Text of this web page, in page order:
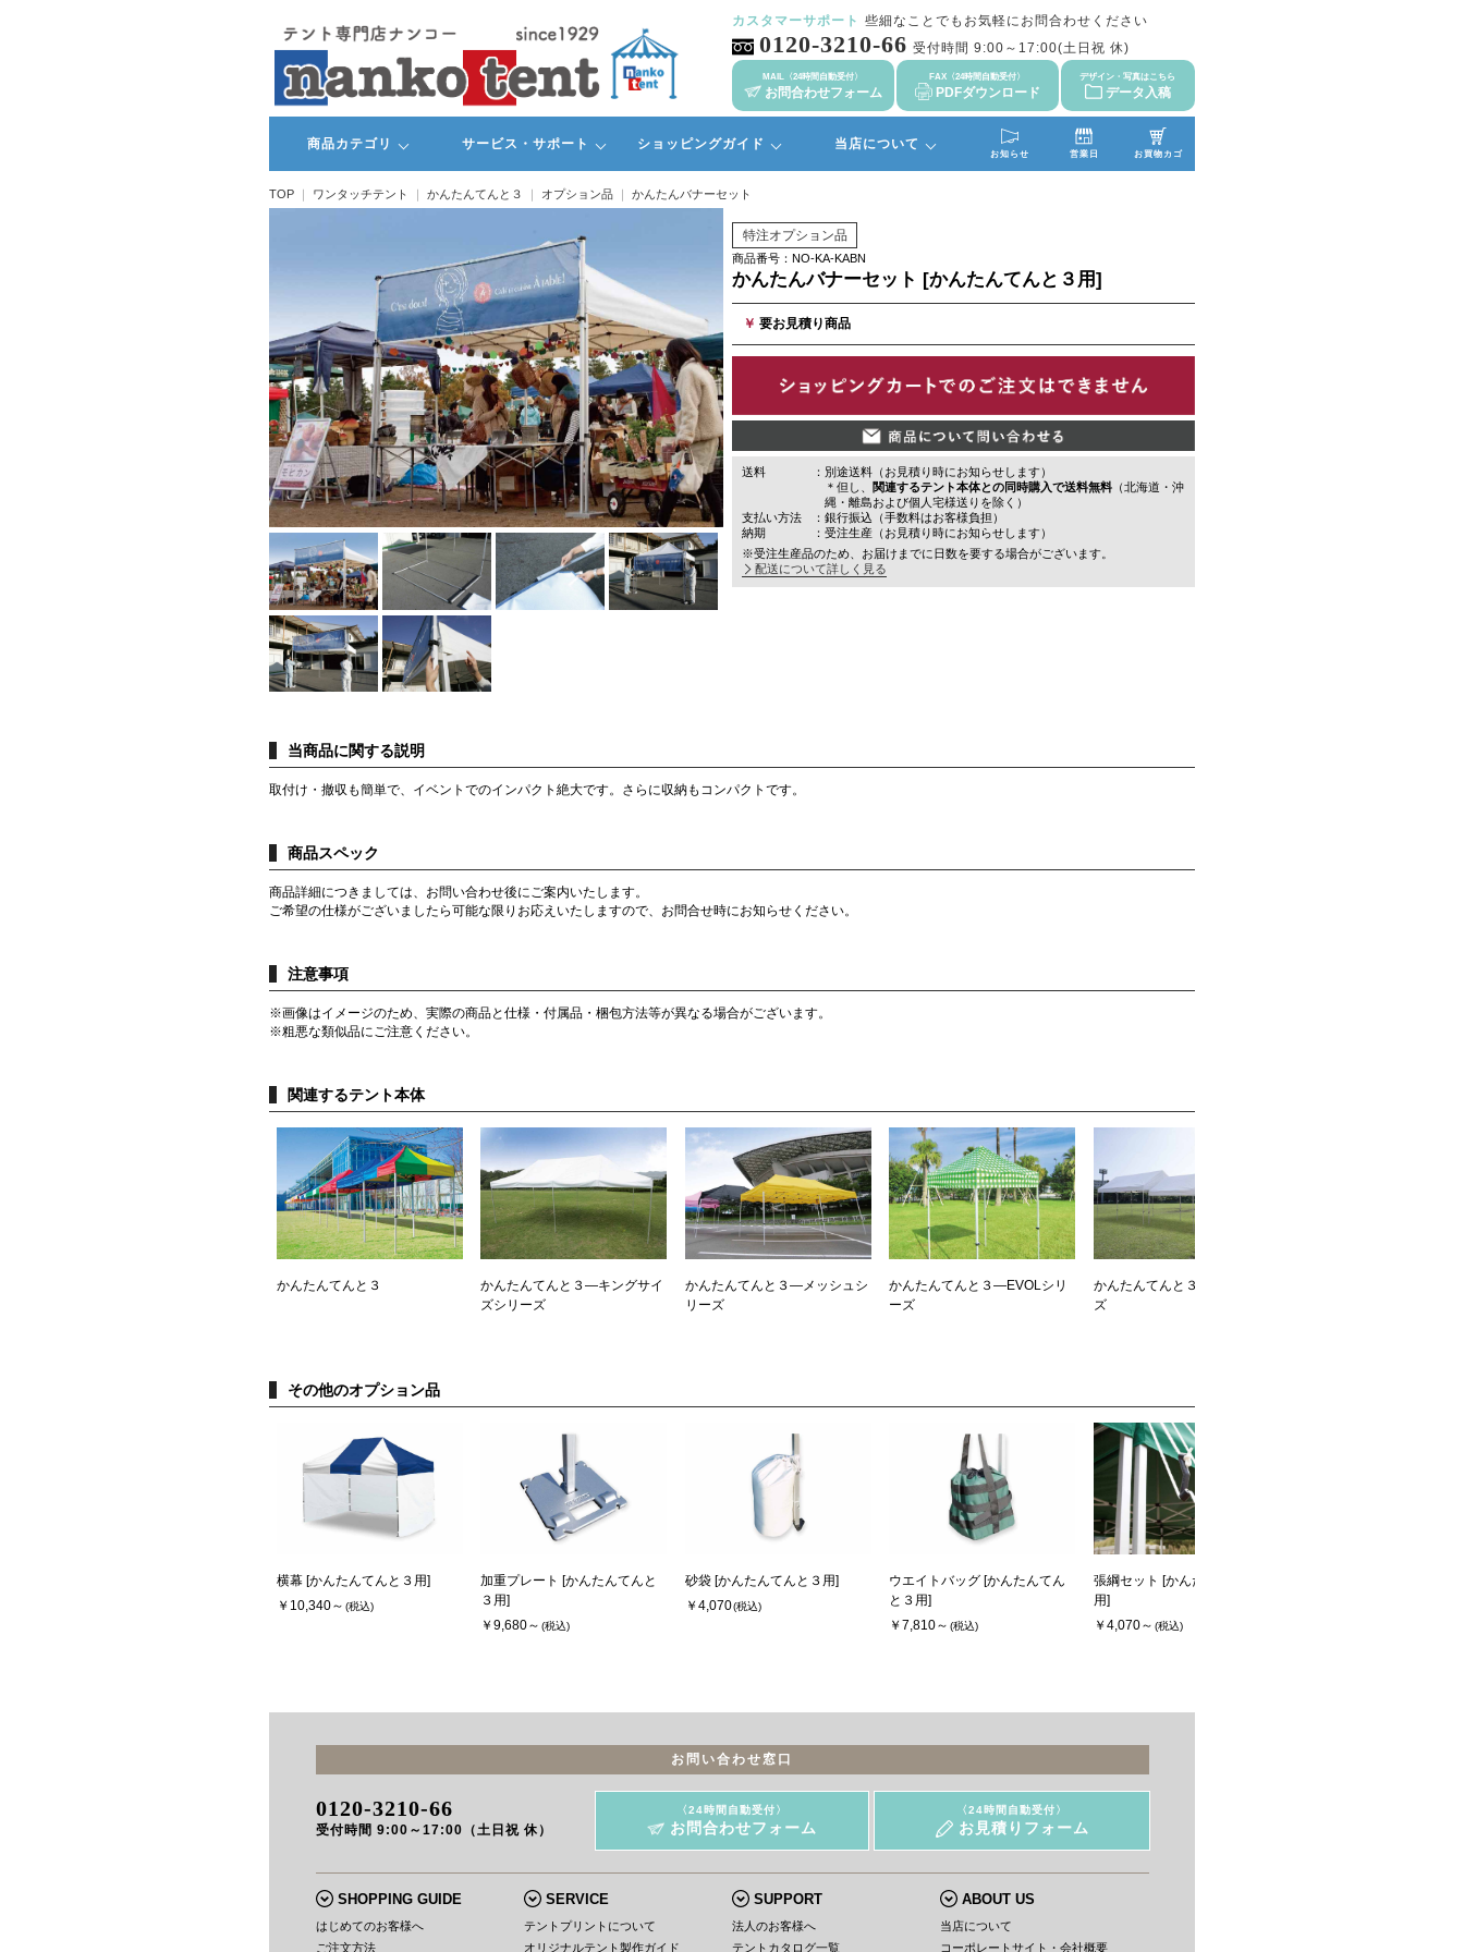
カスタマーサポート 些細なことでもお気軽にお問合わせください
0120-3210-66 受付時間 9:00～17:00(土日祝 休)
MAIL〈24時間自動受付〉
お問合わせフォーム
FAX〈24時間自動受付〉
PDFダウンロード
デザイン・写真はこちら
データ入稿
商品カテゴリ サービス・サポート ショッピングガイド 当店について
お知らせ 営業日 お買物カゴ
TOP ワンタッチテント かんたんてんと３ オプション品 かんたんバナーセット
特注オプション品
商品番号：NO-KA-KABN
かんたんバナーセット [かんたんてんと３用]
￥ 要お見積り商品
送料
：別途送料（お見積り時にお知らせします）
＊但し、
関連するテント本体との同時購入で送料無料（北海道・沖
縄・離島および個人宅様送りを除く）
支払い方法
：銀行振込（手数料はお客様負担）
納期
：受注生産（お見積り時にお知らせします）
※受注生産品のため、お届けまでに日数を要する場合がございます。
配送について詳しく見る
当商品に関する説明
取付け・撤収も簡単で、イベントでのインパクト絶大です。さらに収納もコンパクトです。
商品スペック
商品詳細につきましては、お問い合わせ後にご案内いたします。
ご希望の仕様がございましたら可能な限りお応えいたしますので、お問合せ時にお知らせください。
注意事項
※画像はイメージのため、実際の商品と仕様・付属品・梱包方法等が異なる場合がございます。
※粗悪な類似品にご注意ください。
関連するテント本体
かんたんてんと３
かんたんてんと３―キングサイ
ズシリーズ
かんたんてんと３―メッシュシ
リーズ
かんたんてんと３―EVOLシリ
ーズ
かんたんてんと３―切妻シリー
ズ
その他のオプション品
横幕 [かんたんてんと３用]
￥10,340～ (税込)
加重プレート [かんたんてんと
３用]
￥9,680～ (税込)
砂袋 [かんたんてんと３用]
￥4,070(税込)
ウエイトバッグ [かんたんてん
と３用]
￥7,810～ (税込)
張綱セット [かんたんてんと３
用]
￥4,070～ (税込)
お問い合わせ窓口
0120-3210-66
受付時間 9:00～17:00（土日祝 休）
〈24時間自動受付〉
お問合わせフォーム
〈24時間自動受付〉
お見積りフォーム
SHOPPING GUIDE
はじめてのお客様へ
ご注文方法
SERVICE
テントプリントについて
オリジナルテント製作ガイド
SUPPORT
法人のお客様へ
テントカタログ一覧
ABOUT US
当店について
コーポレートサイト・会社概要